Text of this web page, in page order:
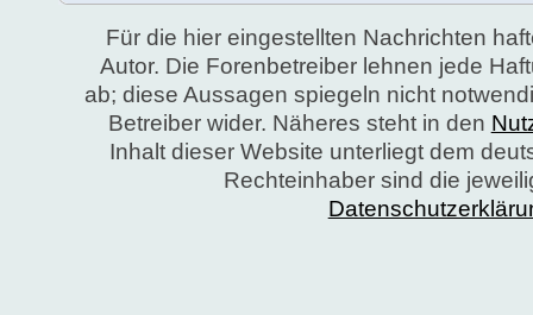
Für die hier eingestellten Nachrichten
Autor. Die Forenbetreiber lehnen jede
ab; diese Aussagen spiegeln nicht
Betreiber wider. Näheres steht in den
Inhalt dieser Website unterliegt dem
Rechteinhaber sind die